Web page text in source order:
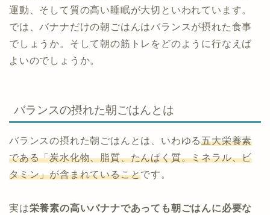
運動、そして質の高い睡眠が大切といわれています。
では、バナナだけの朝ごはんはバランスが摂れた食事
でしょうか。そして朝の筋トレをどのように行なえば
よいのでしょうか。
バランスの摂れた朝ごはんとは
バランスの摂れた朝ごはんとは、いわゆる五大栄養素
である「炭水化物、脂質、たんぱく質。ミネラル、ビ
タミン」が含まれていることです。
実は栄養素の高いバナナであっても朝ごはんに必要な